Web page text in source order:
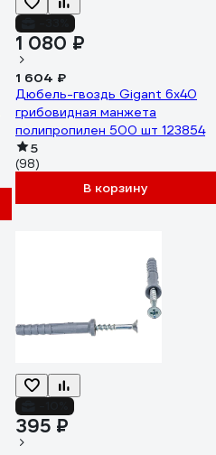
1 080 ₽
1 604 ₽
Дюбель-гвоздь Gigant 6x40
грибовидная манжета
полипропилен 500 шт 123854
5
(98)
В корзину
395 ₽